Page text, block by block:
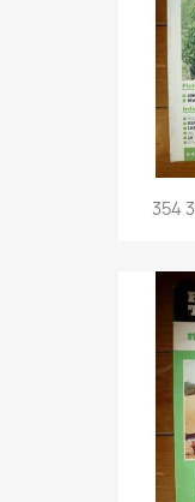
354